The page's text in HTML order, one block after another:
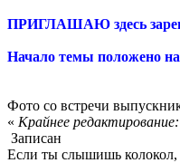
ПРИГЛАШАЮ здесь
Начало темы положено
Фото со встречи
« Крайнее
Записан
Если ты слышишь колокол,